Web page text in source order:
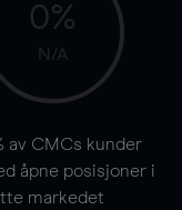
0%
N/A
av CMCs kunder
åpne posisjoner i
markedet